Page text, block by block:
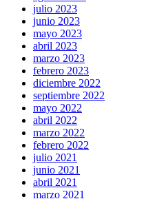
julio 2023
junio 2023
mayo 2023
abril 2023
marzo 2023
febrero 2023
diciembre 2022
septiembre 2022
mayo 2022
abril 2022
marzo 2022
febrero 2022
julio 2021
junio 2021
abril 2021
marzo 2021